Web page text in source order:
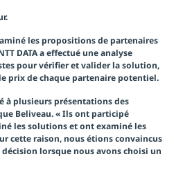
les propositions de partenaires
DATA a effectué une analyse
pour vérifier et valider la solution,
prix de chaque partenaire potentiel.
à plusieurs présentations des
Beliveau. « Ils ont participé
les solutions et ont examiné les
cette raison, nous étions convaincus
lorsque nous avons choisi un